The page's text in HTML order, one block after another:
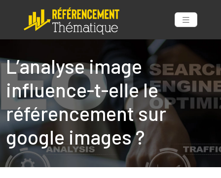
L’analyse image
influence-t-elle le
référencement sur
google images ?